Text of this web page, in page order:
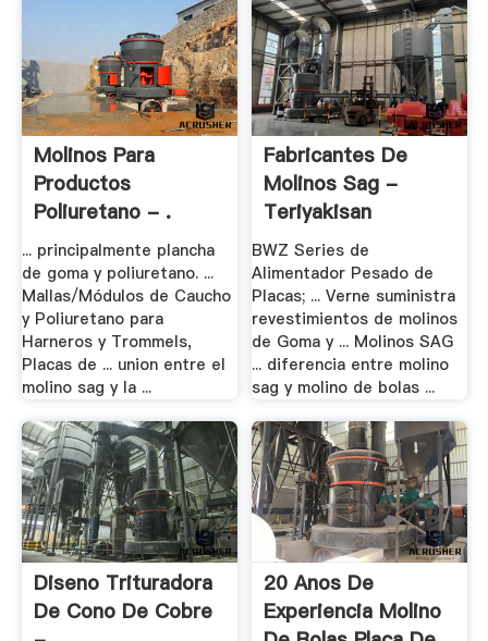
Molinos Para
Productos
Poliuretano - .
... principalmente plancha
de goma y poliuretano. ...
Mallas/Módulos de Caucho
y Poliuretano para
Harneros y Trommels,
Placas de ... union entre el
molino sag y la ...
Fabricantes De
Molinos Sag -
Teriyakisan
BWZ Series de
Alimentador Pesado de
Placas; ... Verne suministra
revestimientos de molinos
de Goma y ... Molinos SAG
... diferencia entre molino
sag y molino de bolas ...
Diseno Trituradora
De Cono De Cobre
20 Anos De
Experiencia Molino